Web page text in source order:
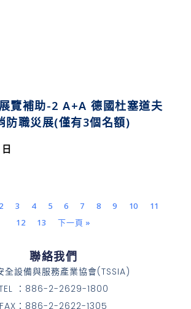
覽補助-2 A+A 德國杜塞道夫
防職災展(僅有3個名額)
2 3 4 5 6 7 8 9 10
11
12
13 下一頁 »
聯絡我們
全設備與服務產業協會(TSSIA)
：886-2-2629-1800
FAX：886-2-2622-1305